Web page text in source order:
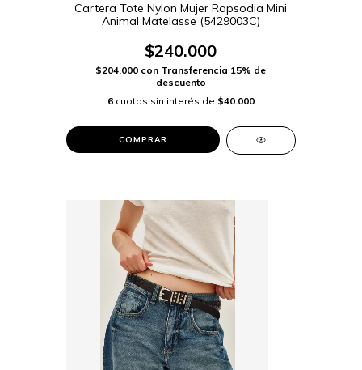
Cartera Tote Nylon Mujer Rapsodia Mini
Animal Matelasse (5429003C)
$240.000
$204.000 con Transferencia 15% de
descuento
6 cuotas sin interés de $40.000
COMPRAR